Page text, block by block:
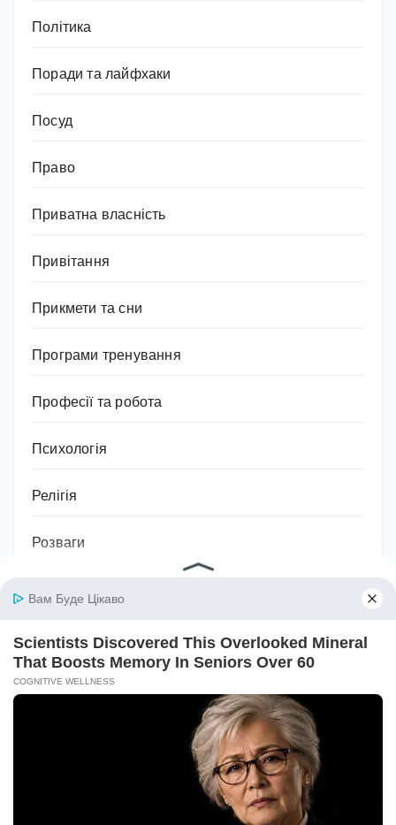
Політика
Поради та лайфхаки
Посуд
Право
Приватна власність
Привітання
Прикмети та сни
Програми тренування
Професії та робота
Психологія
Релігія
Розваги
Сантехніка
Своїми руками